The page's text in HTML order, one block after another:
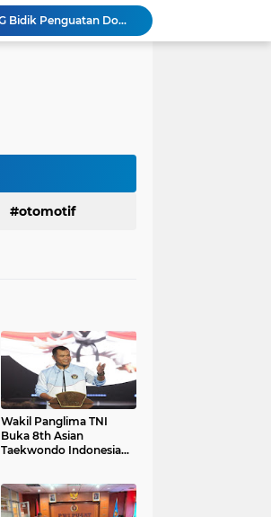
Ketua Golkar Jabar: Perjalanan Hidup Bahlil Layak Diteladani Seluruh Kader Partai
KDM Fokus Rampungkan Pemenuhan Layanan Dasar dan Konektivitas Wilayah pada 2027
Jelang Konferprov PWI Jabar, Bos Ayo Media Sambangi Rumah PWI Kota Bogor
otomotif
Wakil Panglima TNI
Buka 8th Asian
Taekwondo Indonesia